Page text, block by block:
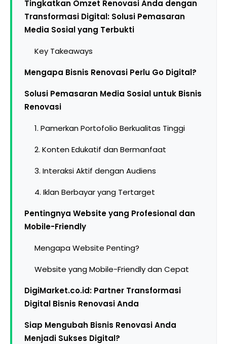
Tingkatkan Omzet Renovasi Anda dengan
Transformasi Digital: Solusi Pemasaran
Media Sosial yang Terbukti
Key Takeaways
Mengapa Bisnis Renovasi Perlu Go Digital?
Solusi Pemasaran Media Sosial untuk Bisnis
Renovasi
1. Pamerkan Portofolio Berkualitas Tinggi
2. Konten Edukatif dan Bermanfaat
3. Interaksi Aktif dengan Audiens
4. Iklan Berbayar yang Tertarget
Pentingnya Website yang Profesional dan
Mobile-Friendly
Mengapa Website Penting?
Website yang Mobile-Friendly dan Cepat
DigiMarket.co.id: Partner Transformasi
Digital Bisnis Renovasi Anda
Siap Mengubah Bisnis Renovasi Anda
Menjadi Sukses Digital?